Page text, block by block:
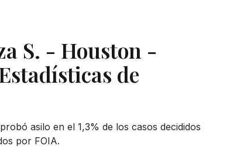
S. - Houston -
de
asilo en el 1,3% de los casos decididos
por FOIA.